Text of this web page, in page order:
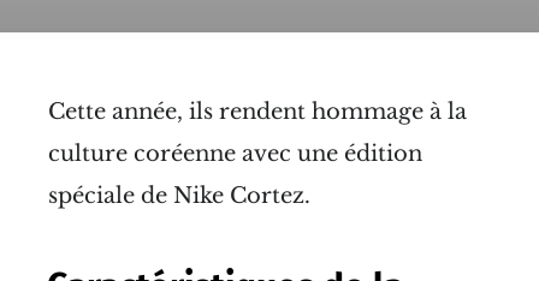
Cette année, ils rendent hommage à la
culture coréenne avec une édition
spéciale de Nike Cortez.